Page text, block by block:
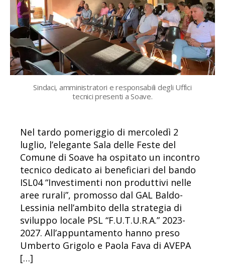
Sindaci, amministratori e responsabili degli Uffici
tecnici presenti a Soave.
Nel tardo pomeriggio di mercoledì 2
luglio, l’elegante Sala delle Feste del
Comune di Soave ha ospitato un incontro
tecnico dedicato ai beneficiari del bando
ISL04 “Investimenti non produttivi nelle
aree rurali”, promosso dal GAL Baldo-
Lessinia nell’ambito della strategia di
sviluppo locale PSL “F.U.T.U.R.A.” 2023-
2027. All’appuntamento hanno preso
Umberto Grigolo e Paola Fava di AVEPA
[…]